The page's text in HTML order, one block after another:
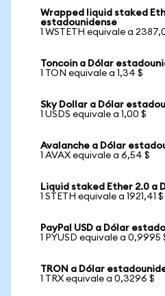
Wrapped liquid staked
estadounidense
1 WSTETH equivale a
Toncoin a Dólar
1 TON equivale a 1,34 $
Sky Dollar a Dólar
1 USDS equivale a 1,00 $
Avalanche a Dólar
1 AVAX equivale a 6,54 $
Liquid staked Ether 2.0 a
1 STETH equivale a 1921,41 $
PayPal USD a Dólar
1 PYUSD equivale a 0,9995
TRON a Dólar
1 TRX equivale a 0,3296 $